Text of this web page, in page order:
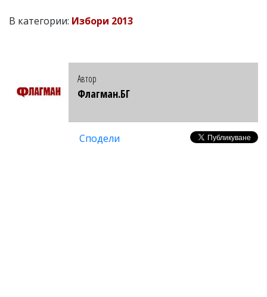
В категории: Избори 2013
Автор
Флагман.БГ
Сподели